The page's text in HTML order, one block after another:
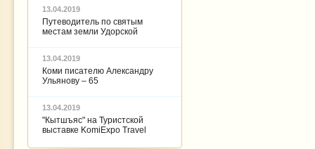
13.04.2019
Путеводитель по святым
местам земли Удорской
13.04.2019
Коми писателю Александру
Ульянову – 65
13.04.2019
"Кытшъяс" на Туристской
выставке KomiExpo Travel